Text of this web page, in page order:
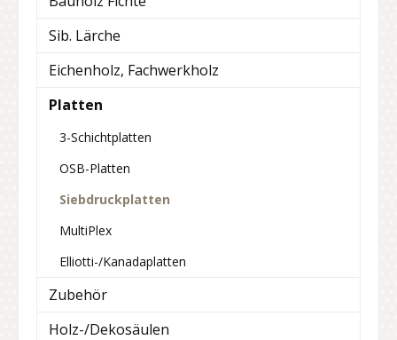
Sib. Lärche
Eichenholz, Fachwerkholz
Platten
3-Schichtplatten
OSB-Platten
Siebdruckplatten
MultiPlex
Elliotti-/Kanadaplatten
Zubehör
Holz-/Dekosäulen